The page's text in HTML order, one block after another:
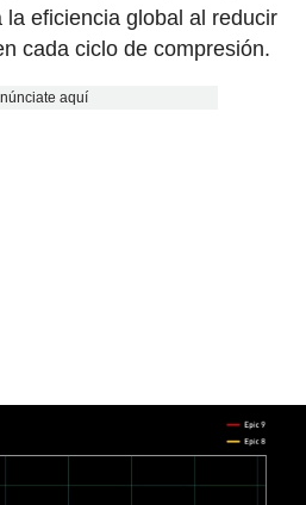
eficiencia global al reducir
cada ciclo de compresión.
aquí